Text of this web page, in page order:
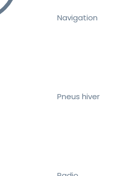
Navigation
Pneus hiver